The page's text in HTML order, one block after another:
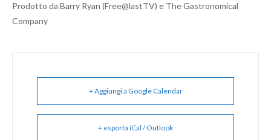
Prodotto da Barry Ryan (Free@lastTV) e The Gastronomical
Company
+ Aggiungi a Google Calendar
+ esporta iCal / Outlook